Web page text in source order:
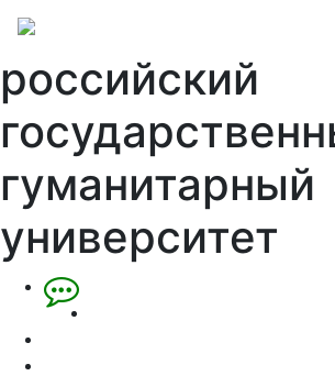
российский
гуманитарный
университет